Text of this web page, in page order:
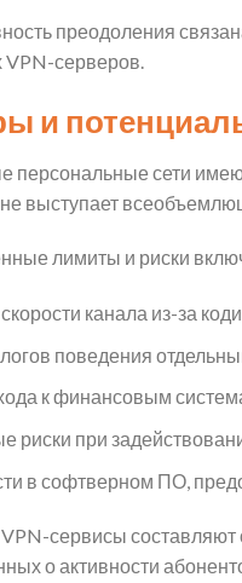
преодоления
VPN-серверов.
и
персональные сети
выступает
лимиты и риски
канала из-за
поведения
к финансовым
риски при
в софтверном ПО,
сервисы
о активности